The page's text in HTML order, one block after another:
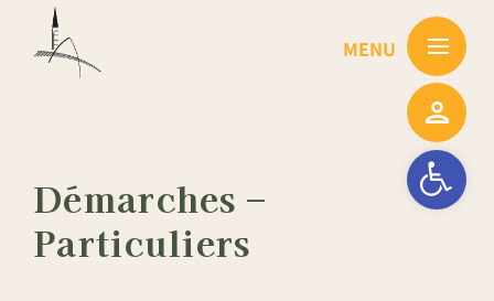
Ouvrir la
Démarches –
Particuliers